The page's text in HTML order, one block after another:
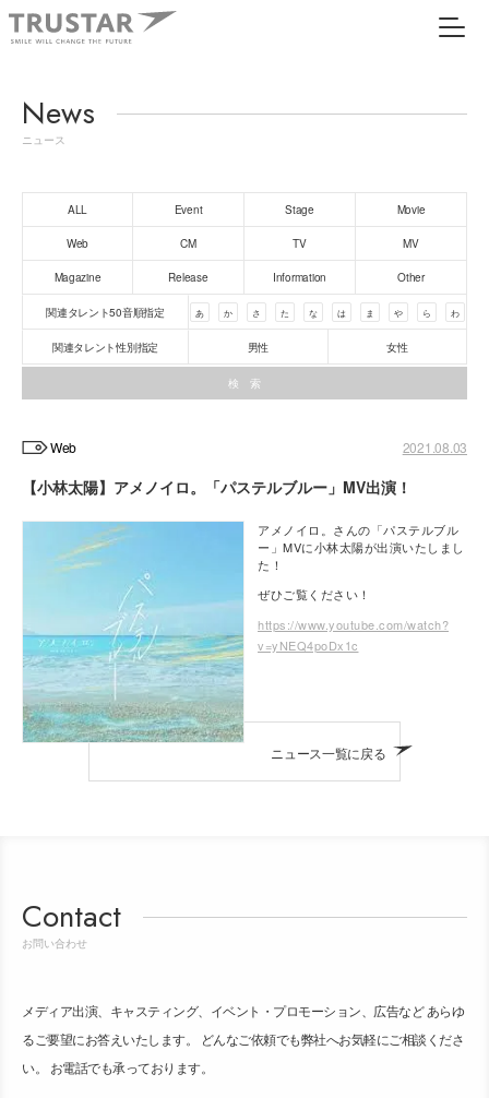
News
ニュース
ALL Event Stage Movie
Web CM TV MV
Magazine Release Information Other
関連タレント50音順指定 あ か さ た な は ま や ら わ
関連タレント性別指定 男性 女性
Web 2021.08.03
【小林太陽】アメノイロ。「パステルブルー」MV出演！
アメノイロ。さんの「パステルブル
ー」MVに小林太陽が出演いたしまし
た！
ぜひご覧ください！
https://www.youtube.com/watch?
v=yNEQ4poDx1c
ニュース一覧に戻る
Contact
お問い合わせ
メディア出演、キャスティング、イベント・プロモーション、広告など あらゆ
るご要望にお答えいたします。 どんなご依頼でも弊社へお気軽にご相談くださ
い。 お電話でも承っております。